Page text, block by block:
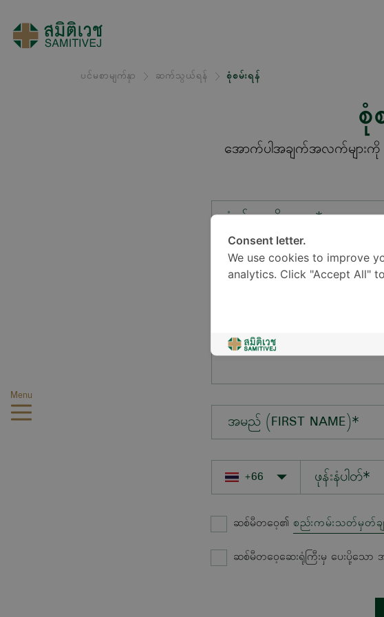
Menu
ပင်မစာမျက်နှာ ဆက်သွယ်ရန် စုံစမ်းရန်
စုံ
အောက်ပါအချက်အလက်များကို ပ
စုံစမ်းမှုအမျိုးအစား*
တည်နေရာ*
အမည် (FIRST NAME)*
ဆစ်မီတဝေ့၏ စည်းကမ်းသတ်မှတ်ချ
ဆစ်မီတဝေ့ဆေးရုံကြီးမှ ပေးပို့သော
Consent letter.
We use cookies to improve
analytics. Click "Accept All"